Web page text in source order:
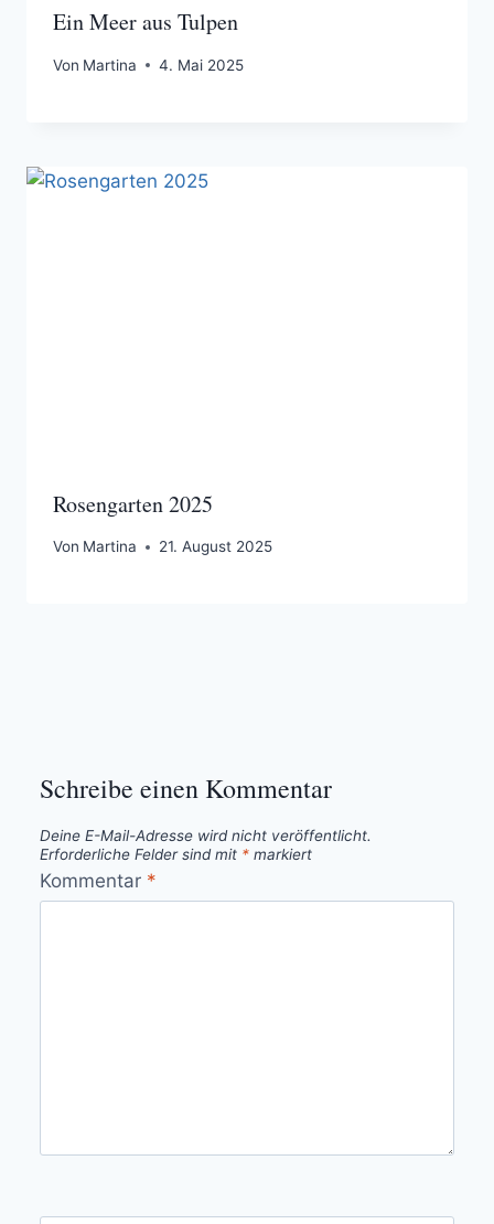
Ein Meer aus Tulpen
Von Martina 4. Mai 2025
Rosengarten 2025
Von Martina 21. August 2025
Schreibe einen Kommentar
Deine E-Mail-Adresse wird nicht veröffentlicht.
Erforderliche Felder sind mit * markiert
Kommentar *